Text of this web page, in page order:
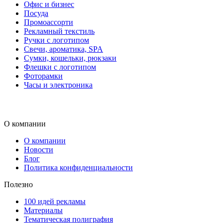
Офис и бизнес
Посуда
Промоассорти
Рекламный текстиль
Ручки с логотипом
Свечи, ароматика, SPA
Сумки, кошельки, рюкзаки
Флешки с логотипом
Фоторамки
Часы и электроника
О компании
О компании
Новости
Блог
Политика конфиденциальности
Полезно
100 идей рекламы
Материалы
Тематическая полиграфия